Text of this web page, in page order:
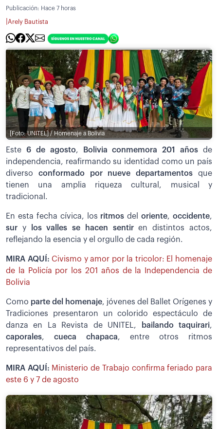
Publicación: Hace 7 horas
Arely Bautista
[Foto: UNITEL] / Homenaje a Bolivia
Este 6 de agosto, Bolivia conmemora 201 años de
independencia, reafirmando su identidad como un país
diverso conformado por nueve departamentos que
tienen una amplia riqueza cultural, musical y
tradicional.
En esta fecha cívica, los ritmosdeloriente, occidente,
sur y los valles se hacen sentiren distintos actos,
reflejando la esencia y el orgullo de cada región.
MIRA AQUÍ: Civismo y amor por la tricolor: El homenaje
de la Policía por los 201 años de la Independencia de
Bolivia
Como parte del homenaje, jóvenes del Ballet Orígenes y
Tradiciones presentaron un colorido espectáculo de
danza en La Revista de UNITEL,
bailando taquirari,
caporales, cueca chapaca, entre otros ritmos
representativos del país.
MIRA AQUÍ: Ministerio de Trabajo confirma feriado para
este 6 y 7 de agosto